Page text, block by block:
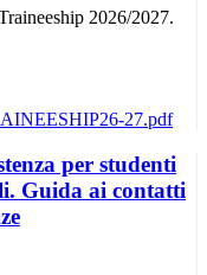
2026/2027.
per studenti
Guida ai contatti